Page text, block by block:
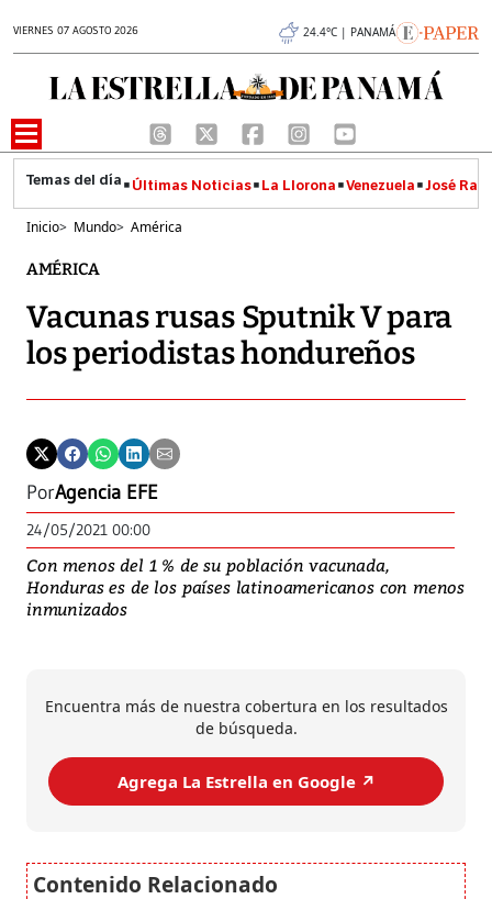
VIERNES 07 AGOSTO 2026 24.4°C | PANAMÁ
Últimas Noticias La Llorona Venezuela José
Inicio> Mundo> América
AMÉRICA
Vacunas rusas Sputnik V para
los periodistas hondureños
PorAgencia EFE
24/05/2021 00:00
Con menos del 1 % de su población vacunada,
Honduras es de los países latinoamericanos con menos
inmunizados
Encuentra más de nuestra cobertura en los resultados
de búsqueda.
Agrega La Estrella en Google ↗️